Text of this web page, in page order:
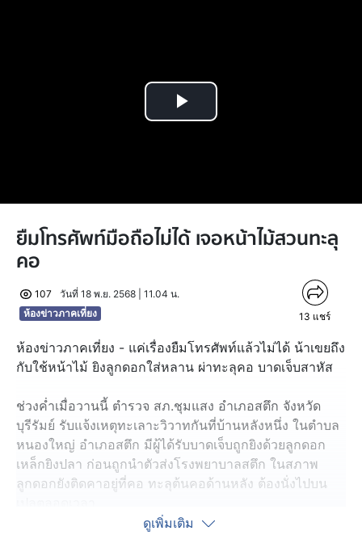
Play
ยืมโทรศัพท์มือถือไม่ได้ เจอหน้าไม้สวนทะลุ
คอ
107
วันที่ 18 พ.ย. 2568 | 11.04 น.
ห้องข่าวภาคเที่ยง
13 แชร์
ห้องข่าวภาคเที่ยง - แค่เรื่องยืมโทรศัพท์แล้วไม่ได้ น้าเขยถึง
กับใช้หน้าไม้ ยิงลูกดอกใส่หลาน ผ่าทะลุคอ บาดเจ็บสาหัส
ช่วงค่ำเมื่อวานนี้ ตำรวจ สภ.ชุมแสง อำเภอสตึก จังหวัด
บุรีรัมย์ รับแจ้งเหตุทะเลาะวิวาทกันที่บ้านหลังหนึ่ง ในตำบล
หนองใหญ่ อำเภอสตึก มีผู้ได้รับบาดเจ็บถูกยิงด้วยลูกดอก
เหล็กยิงปลา ก่อนถูกนำตัวส่งโรงพยาบาลสตึก ในสภาพ
ลูกดอกยังติดคาอยู่ที่คอ ทะลุต้นคอด้านหลัง ต้องนั่งไปบน
ดูเพิ่มเติม